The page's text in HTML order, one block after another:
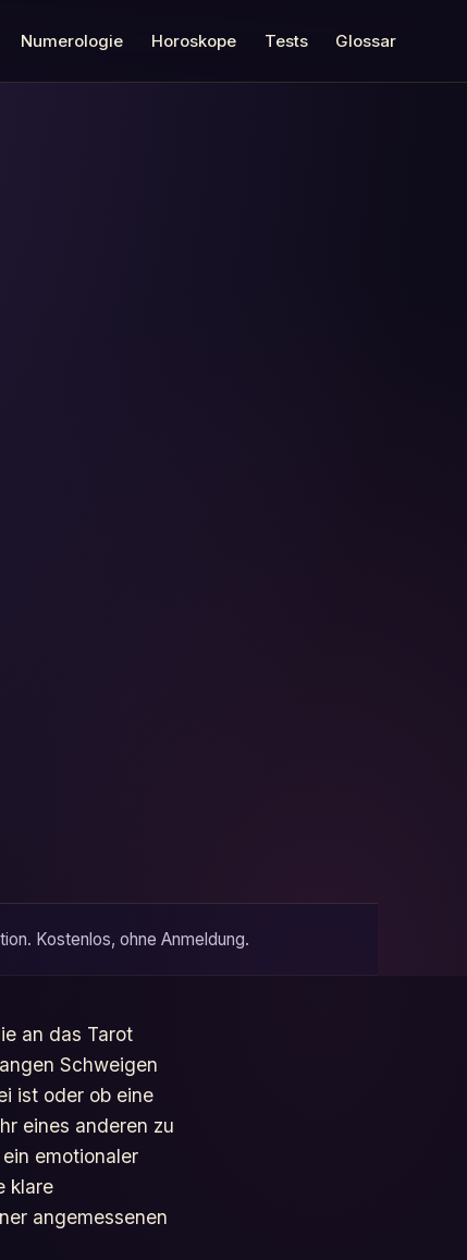
Numerologie Horoskope Tests Glossar
Kostenlos, ohne Anmeldung.
an das Tarot
Schweigen
ist oder ob eine
eines anderen zu
emotionaler
klare
angemessenen